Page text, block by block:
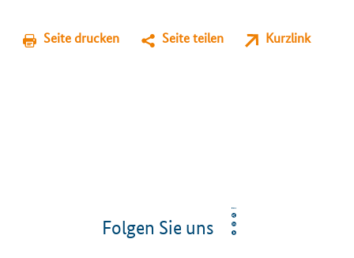
Seite drucken Seite teilen Kurzlink
Folgen Sie uns